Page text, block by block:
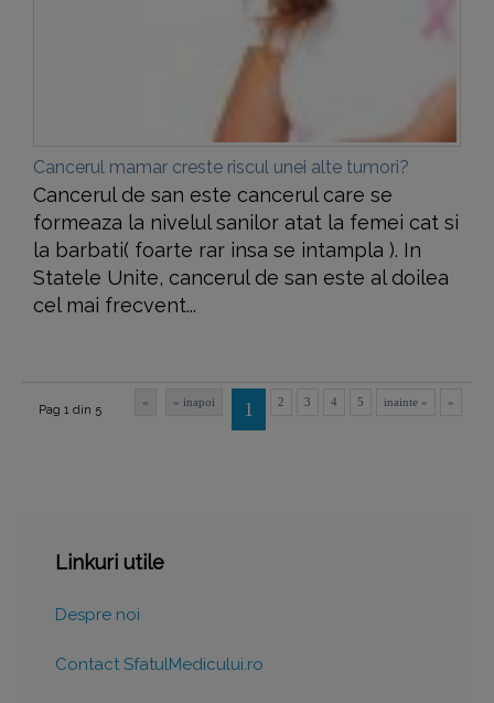
Cancerul mamar creste riscul unei alte tumori?
Cancerul de san este cancerul care se
formeaza la nivelul sanilor atat la femei cat si
la barbati( foarte rar insa se intampla ). In
Statele Unite, cancerul de san este al doilea
cel mai frecvent...
Pag 1 din 5
« « inapoi 1 2 3 4 5 inainte » »
Linkuri utile
Despre noi
Contact SfatulMedicului.ro